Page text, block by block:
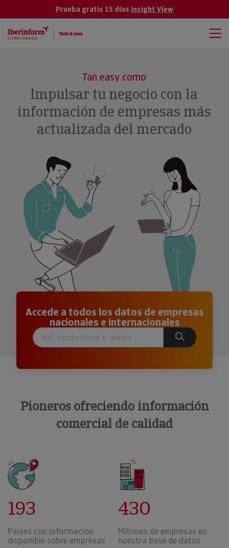
Prueba gratis 15 días Insight View
Tan easy como
Impulsar tu negocio con la
información de empresas más
actualizada del mercado
Accede a todos los datos de empresas
nacionales e internacionales
Pioneros ofreciendo información
comercial de calidad
193
Países con información
disponible sobre empresas
430
Millones de empresas en
nuestra base de datos